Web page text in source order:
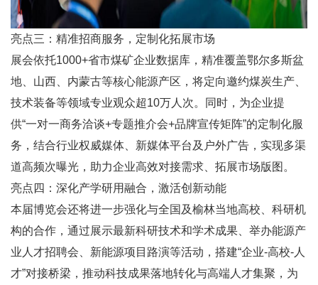
亮点三：精准招商服务，定制化拓展市场
展会依托1000+省市煤矿企业数据库，精准覆盖鄂尔多斯盆
地、山西、内蒙古等核心能源产区，将定向邀约煤炭生产、
技术装备等领域专业观众超10万人次。同时，为企业提
供“一对一商务洽谈+专题推介会+品牌宣传矩阵”的定制化服
务，结合行业权威媒体、新媒体平台及户外广告，实现多渠
道高频次曝光，助力企业高效对接需求、拓展市场版图。
亮点四：深化产学研用融合，激活创新动能
本届博览会还将进一步强化与全国及榆林当地高校、科研机
构的合作，通过展示最新科研技术和学术成果、举办能源产
业人才招聘会、新能源项目路演等活动，搭建“企业-高校-人
才”对接桥梁，推动科技成果落地转化与高端人才集聚，为